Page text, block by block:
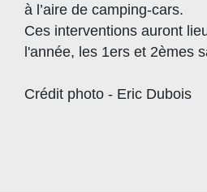
à l’aire de camping-cars.
Ces interventions auront
l'année, les 1ers et 2èmes
Crédit photo - Eric Dubois